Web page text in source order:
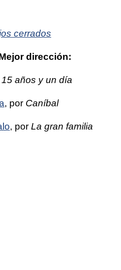
cerrados
dirección:
15 años y un día
, por Caníbal
, por La gran familia